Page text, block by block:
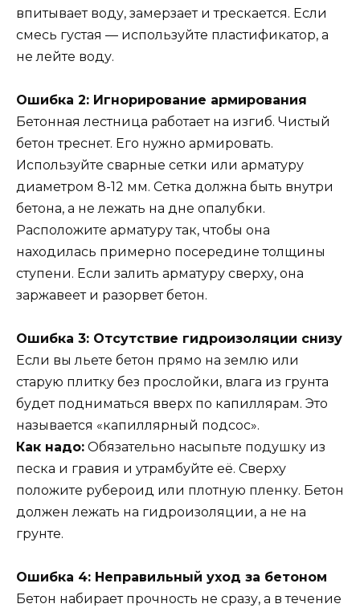
впитывает воду, замерзает и трескается. Если
смесь густая — используйте пластификатор, а
не лейте воду.
Ошибка 2: Игнорирование армирования
Бетонная лестница работает на изгиб. Чистый
бетон треснет. Его нужно армировать.
Используйте сварные сетки или арматуру
диаметром 8-12 мм. Сетка должна быть внутри
бетона, а не лежать на дне опалубки.
Расположите арматуру так, чтобы она
находилась примерно посередине толщины
ступени. Если залить арматуру сверху, она
заржавеет и разорвет бетон.
Ошибка 3: Отсутствие гидроизоляции снизу
Если вы льете бетон прямо на землю или
старую плитку без прослойки, влага из грунта
будет подниматься вверх по капиллярам. Это
называется «капиллярный подсос».
Как надо: Обязательно насыпьте подушку из
песка и гравия и утрамбуйте её. Сверху
положите рубероид или плотную пленку. Бетон
должен лежать на гидроизоляции, а не на
грунте.
Ошибка 4: Неправильный уход за бетоном
Бетон набирает прочность не сразу, а в течение